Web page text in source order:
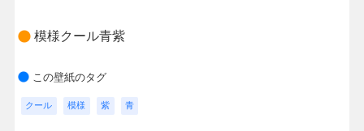
模様クール青紫
この壁紙のタグ
クール 模様 紫 青